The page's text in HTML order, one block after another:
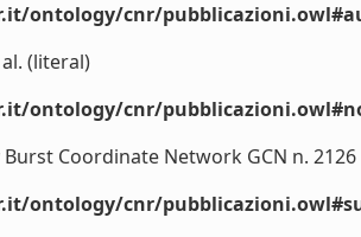
ontology/cnr/
(literal)
ontology/cnr/
Burst Coordinate Network GCN n.
ontology/cnr/